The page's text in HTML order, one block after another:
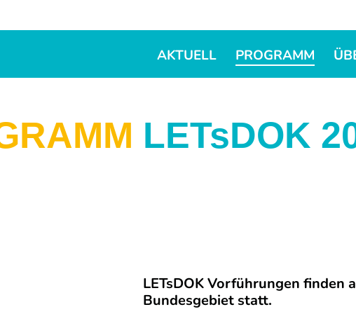
AKTUELL PROGRAMM
LETsDOK
LETsDOK Vorführungen finden
Bundesgebiet statt.